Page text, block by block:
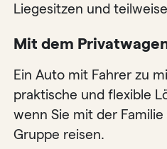
Liegesitzen und
Mit dem
Ein Auto mit Fahrer zu
praktische und flexible
wenn Sie mit der
Gruppe reisen.